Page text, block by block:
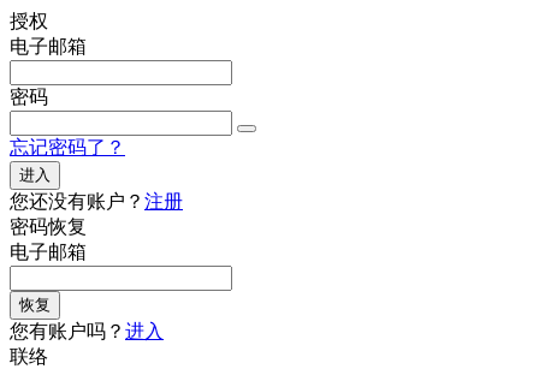
授权
电子邮箱
密码
忘记密码了？
进入
您还没有账户？ 注册
密码恢复
电子邮箱
恢复
您有账户吗？ 进入
联络